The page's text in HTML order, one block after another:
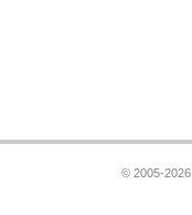
© 2005-2026